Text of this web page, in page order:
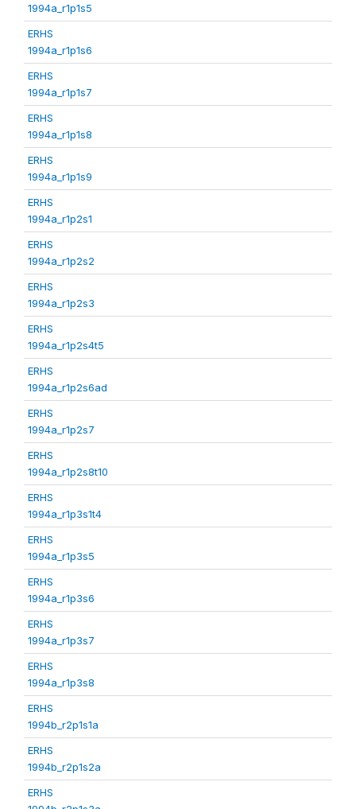
1994a_r1p1s5
ERHS
1994a_r1p1s6
ERHS
1994a_r1p1s7
ERHS
1994a_r1p1s8
ERHS
1994a_r1p1s9
ERHS
1994a_r1p2s1
ERHS
1994a_r1p2s2
ERHS
1994a_r1p2s3
ERHS
1994a_r1p2s4t5
ERHS
1994a_r1p2s6ad
ERHS
1994a_r1p2s7
ERHS
1994a_r1p2s8t10
ERHS
1994a_r1p3s1t4
ERHS
1994a_r1p3s5
ERHS
1994a_r1p3s6
ERHS
1994a_r1p3s7
ERHS
1994a_r1p3s8
ERHS
1994b_r2p1s1a
ERHS
1994b_r2p1s2a
ERHS